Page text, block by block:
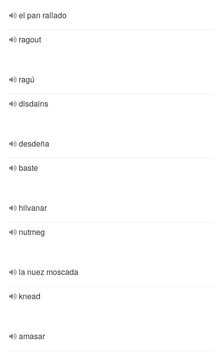
el pan rallado
ragout
ragú
disdains
desdeña
baste
hilvanar
nutmeg
la nuez moscada
knead
amasar